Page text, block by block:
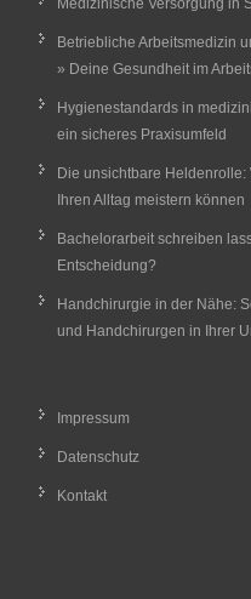
Betriebliche Arbeitsmedizin
» Deine Gesundheit im
Hygienestandards in
ein sicheres Praxisumfeld
Die unsichtbare
Ihren Alltag meistern können
Bachelorarbeit schreiben
Entscheidung?
Handchirurgie in der Nähe:
und Handchirurgen in Ihrer
Impressum
Datenschutz
Kontakt